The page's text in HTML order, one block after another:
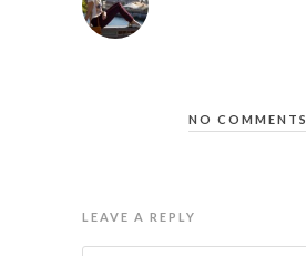
NO COMMENTS
LEAVE A REPLY